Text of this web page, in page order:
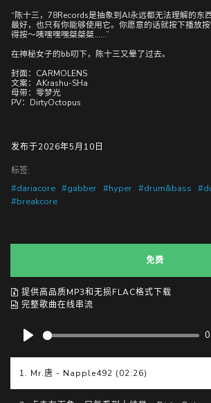
“陈十三，78Records是抽象到AI永远都无法理解的东
最好，也只有你能够使用它。你愿意的话就按下播放
得按～咦嘿嘿嘿桀桀桀……”
在神秘女子的bb叨下，陈十三又晕了过去。
封面：CARMOLENS
文案：AKrashu-SHa
母带：零梦光
PV：DirtyOctopus
发布于2026年5月10日
标签:
#dariacore #gabber #hyper #drum&bass
#breakcore
免费
提供高品质MP3和无损FLAC格式下载
完整歌曲在线串流
1. Mr.唐 - Napple492 (02:26)